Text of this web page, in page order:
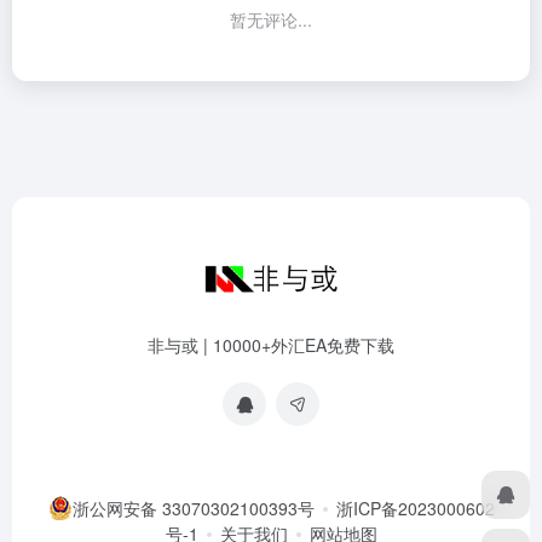
暂无评论...
非与或 | 10000+外汇EA免费下载
浙公网安备 33070302100393号
浙ICP备2023000602
号-1
关于我们 网站地图